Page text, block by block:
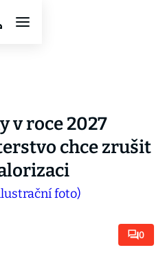
v roce 2027
chce zrušit
0